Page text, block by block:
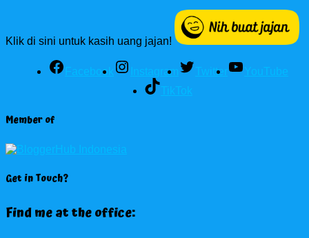
Klik di sini untuk kasih uang jajan!
Facebook Instagram Twitter
YouTube
TikTok
Member of
Get in Touch?
Find me at the office: